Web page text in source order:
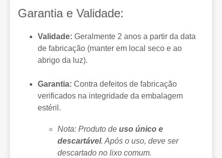
Garantia e Validade:
Validade: Geralmente 2 anos a partir da data
de fabricação (manter em local seco e ao
abrigo da luz).
Garantia: Contra defeitos de fabricação
verificados na integridade da embalagem
estéril.
Nota: Produto de uso único e
descartável. Após o uso, deve ser
descartado no lixo comum.